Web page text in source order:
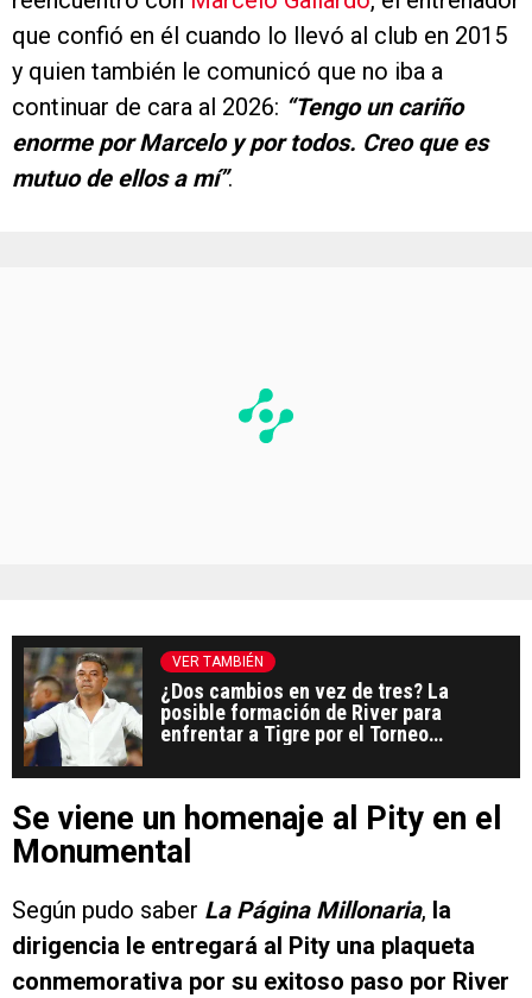
que confió en él cuando lo llevó al club en 2015
y quien también le comunicó que no iba a
continuar de cara al 2026: “Tengo un cariño
enorme por Marcelo y por todos. Creo que es
mutuo de ellos a mí”.
VER TAMBIÉN
¿Dos cambios en vez de tres? La
posible formación de River para
enfrentar a Tigre por el Torneo
Se viene un homenaje al Pity en el
Monumental
Según pudo saber La Página Millonaria, la
dirigencia le entregará al Pity una plaqueta
conmemorativa por su exitoso paso por River